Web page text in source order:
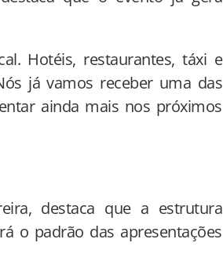
Hotéis, restaurantes, táxi e
já vamos receber uma das
ainda mais nos próximos
destaca que a estrutura
o padrão das apresentações